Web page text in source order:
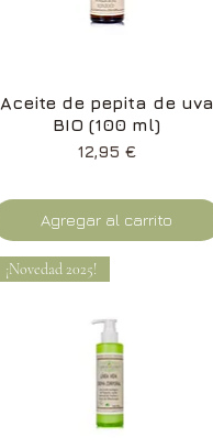
Vista rápida
Aceite de pepita de uva
BIO (100 ml)
Precio
12,95 €
Agregar al carrito
¡Novedad 2025!